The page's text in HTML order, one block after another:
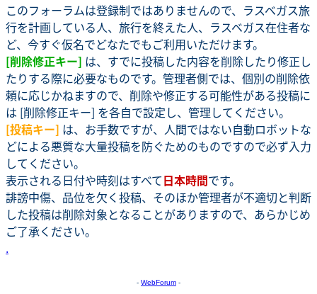
このフォーラムは登録制ではありませんので、ラスベガス旅
行を計画している人、旅行を終えた人、ラスベガス在住者な
ど、今すぐ仮名でどなたでもご利用いただけます。
[削除修正キー] は、すでに投稿した内容を削除したり修正し
たりする際に必要なものです。管理者側では、個別の削除依
頼に応じかねますので、削除や修正する可能性がある投稿に
は [削除修正キー] を各自で設定し、管理してください。
[投稿キー] は、お手数ですが、人間ではない自動ロボットな
どによる悪質な大量投稿を防ぐためのものですので必ず入力
してください。
表示される日付や時刻はすべて日本時間です。
誹謗中傷、品位を欠く投稿、そのほか管理者が不適切と判断
した投稿は削除対象となることがありますので、あらかじめ
ご了承ください。
.
- WebForum -